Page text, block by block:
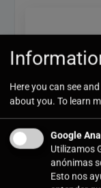
Username
Here you can see
about you. To learn
Google
Utilizamos
anónimas
Esto nos